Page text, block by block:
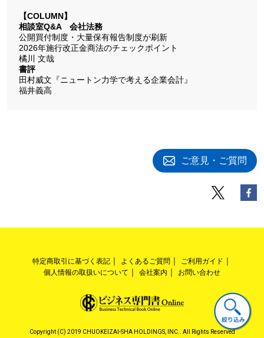
【COLUMN】
相談室Q&A 会社法務
公開買付制度・大量保有報告制度が刷新
2026年施行改正金商法のチェックポイント
橘川 文哉
書評
田村威文『ニュートン力学で考える企業会計』
福井義高
ご意見・ご質問
特定商取引に基づく表記 よくあるご質問
ご利用ガイド
個人情報の取扱いについて
会社案内 お問い合わせ
Copyright (C) 2019 CHUOKEIZAI-SHA HOLDINGS, INC.. All Rights Reserved